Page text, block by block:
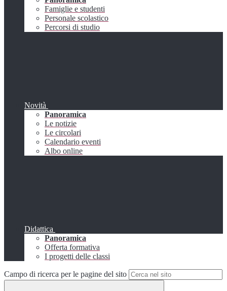
Famiglie e studenti
Personale scolastico
Percorsi di studio
Novità
Panoramica
Le notizie
Le circolari
Calendario eventi
Albo online
Didattica
Panoramica
Offerta formativa
I progetti delle classi
Campo di ricerca per le pagine del sito